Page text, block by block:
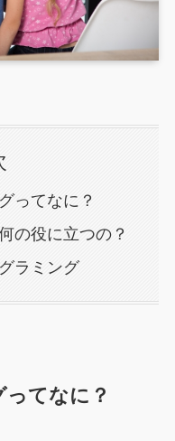
ってなに？
の役に立つの？
ラミング
てなに？